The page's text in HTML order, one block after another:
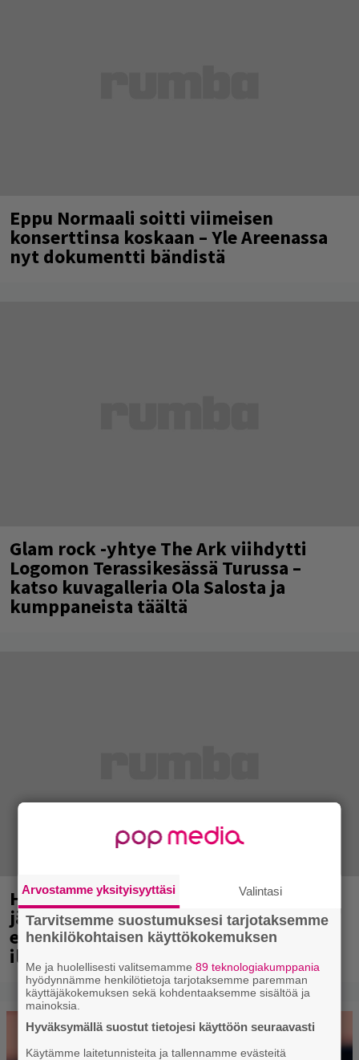
Eppu Normaali soitti viimeisen
konserttinsa koskaan – Yle Areenassa
nyt dokumentti bändistä
Glam rock -yhtye The Ark viihdytti
Logomon Terassikesässä Turussa –
katso kuvagalleria Ola Salosta ja
kumppaneista täältä
Helsingin Kaisaniemenpuistossa
järjestetään elokuussa suuri
elektronisen tanssimusiikin
ilmaistapahtuma
Arvostamme yksityisyyttäsi Valintasi
Tarvitsemme suostumuksesi tarjotaksemme
henkilökohtaisen käyttökokemuksen
Me ja huolellisesti valitsemamme89 teknologiakumppania
hyödynnämme henkilötietoja tarjotaksemme paremman
käyttäjäkokemuksen sekä kohdentaaksemme sisältöä ja
mainoksia.
Hyväksymällä suostut tietojesi käyttöön seuraavasti
Käytämme laitetunnisteita ja tallennamme evästeitä